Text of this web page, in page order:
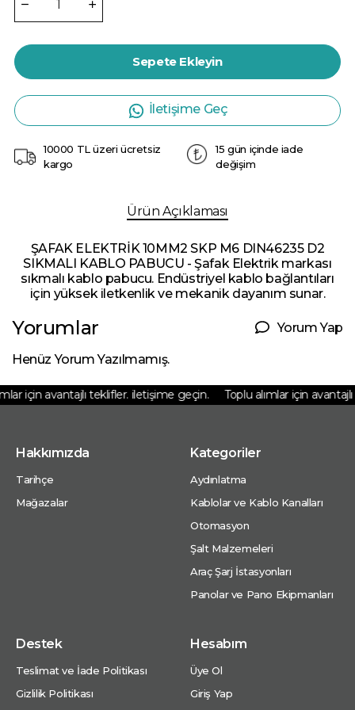
Sepete Ekleyin
İletişime Geç
10000 TL üzeri ücretsiz
kargo
15 gün içinde iade
değişim
Ürün Açıklaması
ŞAFAK ELEKTRİK 10MM2 SKP M6 DIN46235 D2
SIKMALI KABLO PABUCU - Şafak Elektrik markası
sıkmalı kablo pabucu. Endüstriyel kablo bağlantıları
için yüksek iletkenlik ve mekanik dayanım sunar.
Yorumlar Yorum Yap
Henüz Yorum Yazılmamış.
için avantajlı teklifler. iletişime geçin. Toplu alımlar için
Hakkımızda
Tarihçe
Mağazalar
Kategoriler
Aydınlatma
Kablolar ve Kablo Kanalları
Otomasyon
Şalt Malzemeleri
Araç Şarj İstasyonları
Panolar ve Pano Ekipmanları
Destek
Teslimat ve İade Politikası
Gizlilik Politikası
Hesabım
Üye Ol
Giriş Yap